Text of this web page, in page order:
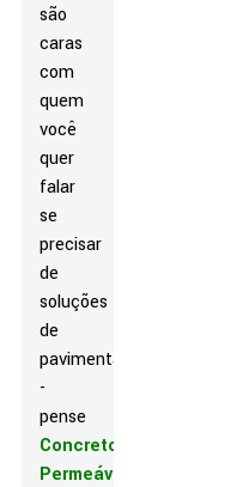
são
caras
com
quem
você
quer
falar
se
precisar
de
soluções
de
pavimentação
-
pense
Concreto
Permeável